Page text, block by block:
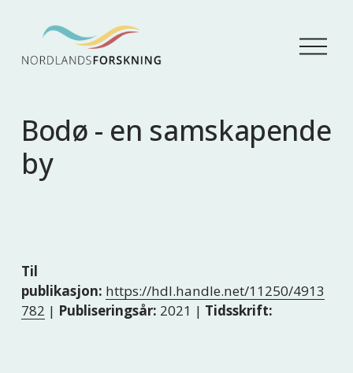
Å
p
e
Bodø - en samskapende
by
Til
publikasjon: https://hdl.handle.net/11250/4913
782 | Publiseringsår: 2021 | Tidsskrift: